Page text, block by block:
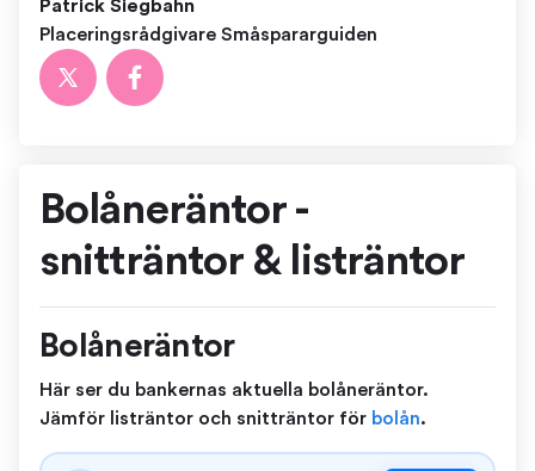
Patrick Siegbahn
Placeringsrådgivare Småspararguiden
Bolåneräntor -
snitträntor & listräntor
Bolåneräntor
Här ser du bankernas aktuella bolåneräntor.
Jämför listräntor och snitträntor för bolån.